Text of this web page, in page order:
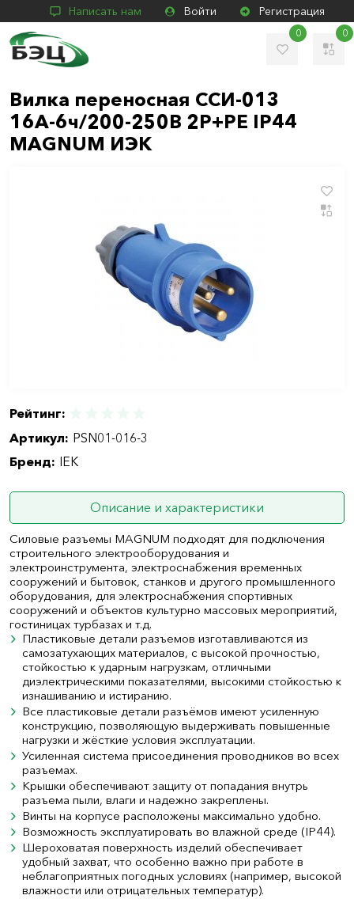
Написать нам Войти Регистрация
0 0
Вилка переносная ССИ-013
16А-6ч/200-250В 2Р+РЕ IP44
MAGNUM ИЭК
Рейтинг:
Артикул: PSN01-016-3
Бренд: IEK
Описание и характеристики
Силовые разъемы MAGNUM подходят для подключения
строительного электрооборудования и
электроинструмента, электроснабжения временных
сооружений и бытовок, станков и другого промышленного
оборудования, для электроснабжения спортивных
сооружений и объектов культурно массовых мероприятий,
гостиницах турбазах и т.д.
Пластиковые детали разъемов изготавливаются из
самозатухающих материалов, с высокой прочностью,
стойкостью к ударным нагрузкам, отличными
диэлектрическими показателями, высокими стойкостью к
изнашиванию и истиранию.
Все пластиковые детали разъёмов имеют усиленную
конструкцию, позволяющую выдерживать повышенные
нагрузки и жёсткие условия эксплуатации.
Усиленная система присоединения проводников во всех
разъемах.
Крышки обеспечивают защиту от попадания внутрь
разъема пыли, влаги и надежно закреплены.
Винты на корпусе расположены максимально удобно.
Возможность эксплуатировать во влажной среде (IP44).
Шероховатая поверхность изделий обеспечивает
удобный захват, что особенно важно при работе в
неблагоприятных погодных условиях (например, высокой
влажности или отрицательных температур).